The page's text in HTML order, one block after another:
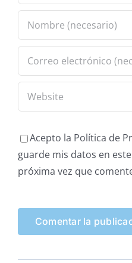
Acepto la Política de
guarde mis datos en
próxima vez que